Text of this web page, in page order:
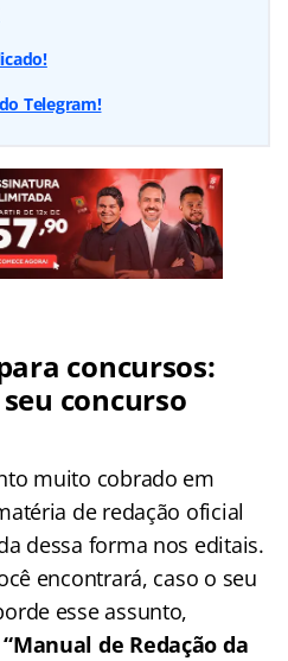
Telegram!
concursos:
concurso
muito cobrado em
de redação oficial
dessa forma nos editais.
encontrará, caso o seu
esse assunto,
“Manual de Redação da